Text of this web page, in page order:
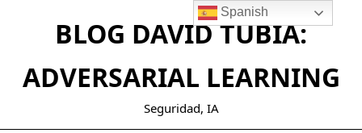
contenidoBLOG DAVID TUBIA:
ADVERSARIAL LEARNING
Seguridad, IA
Spanish